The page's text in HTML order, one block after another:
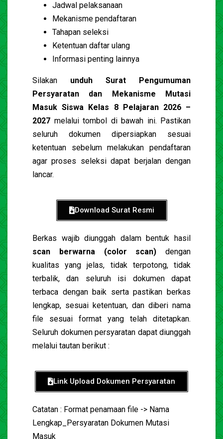
Jadwal pelaksanaan
Mekanisme pendaftaran
Tahapan seleksi
Ketentuan daftar ulang
Informasi penting lainnya
Silakan unduh Surat Pengumuman
Persyaratan dan Mekanisme Mutasi
Masuk Siswa Kelas 8 Pelajaran 2026 –
2027 melalui tombol di bawah ini. Pastikan
seluruh dokumen dipersiapkan sesuai
ketentuan sebelum melakukan pendaftaran
agar proses seleksi dapat berjalan dengan
lancar.
Download Surat Resmi
Berkas wajib diunggah dalam bentuk hasil
scan berwarna (color scan) dengan
kualitas yang jelas, tidak terpotong, tidak
terbalik, dan seluruh isi dokumen dapat
terbaca dengan baik serta pastikan berkas
lengkap, sesuai ketentuan, dan diberi nama
file sesuai format yang telah ditetapkan.
Seluruh dokumen persyaratan dapat diunggah
melalui tautan berikut :
Link Upload Dokumen Persyaratan
Catatan : Format penamaan file -> Nama
Lengkap_Persyaratan Dokumen Mutasi
Masuk